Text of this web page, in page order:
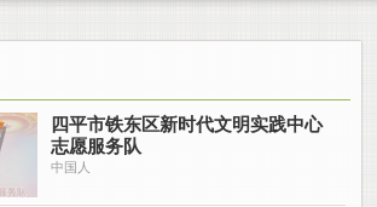
四平市铁东区新时代文明实践中心
志愿服务队
中国人